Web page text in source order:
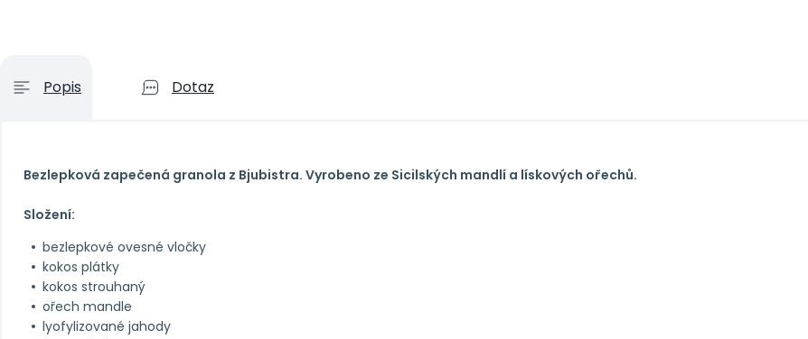
Popis Dotaz
Bezlepková zapečená granola z Bjubistra. Vyrobeno ze Sicilských mandlí a lískových ořechů.
Složení:
bezlepkové ovesné vločky
kokos plátky
kokos strouhaný
ořech mandle
lyofylizované jahody